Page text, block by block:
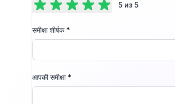
5 из 5
समीक्षा शीर्षक *
आपकी समीक्षा *